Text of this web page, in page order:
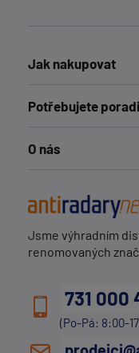
Jak nakupovat
Potřebujete
O nás
Jsme výhradním
renomovaných
731 000
(Po-Pá: 8:00-